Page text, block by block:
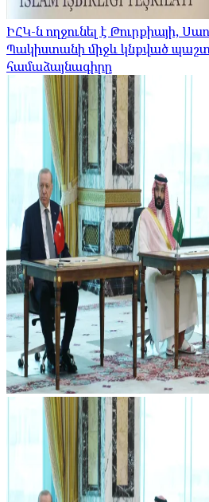
ԻՀԿ-ն ողջունել է Թուրքիայի,
Պակիստանի միջև կնքված
համաձայնագիրը